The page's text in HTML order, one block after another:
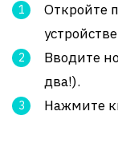
Откройте
Вводите
два!).
Нажмите